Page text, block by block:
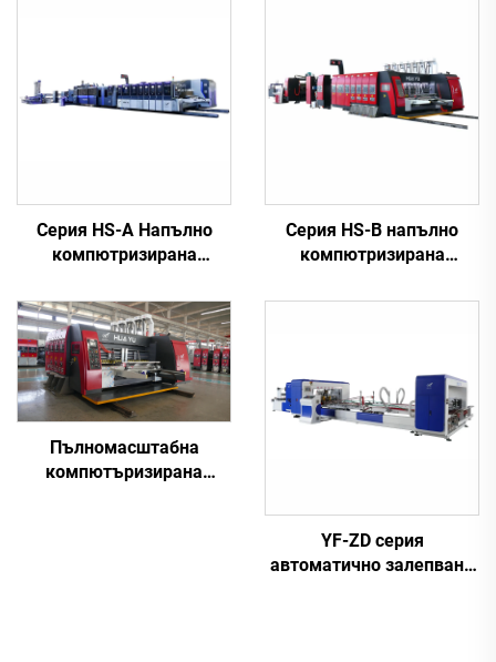
Серия HS-A Напълно
компютризирана
машина за печатане,
залепване и
автоматично връзване
Серия HS-B напълно
компютризирана
машина за печатане,
Пълномасштабна
компютъризирана
YF-ZD серия
автоматично залепване